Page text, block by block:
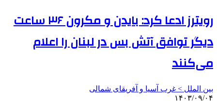
رویترز ادعا کرد: بایدن و مکرون ۳۶ ساعت
دیگر توافق آتش بس در لبنان را اعلام
می‌کنند
بین الملل > غرب آسیا و آفریقای شمالی
۱۴۰۳/۰۹/۰۴